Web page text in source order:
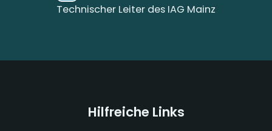
Technischer Leiter des IAG Mainz
Hilfreiche Links